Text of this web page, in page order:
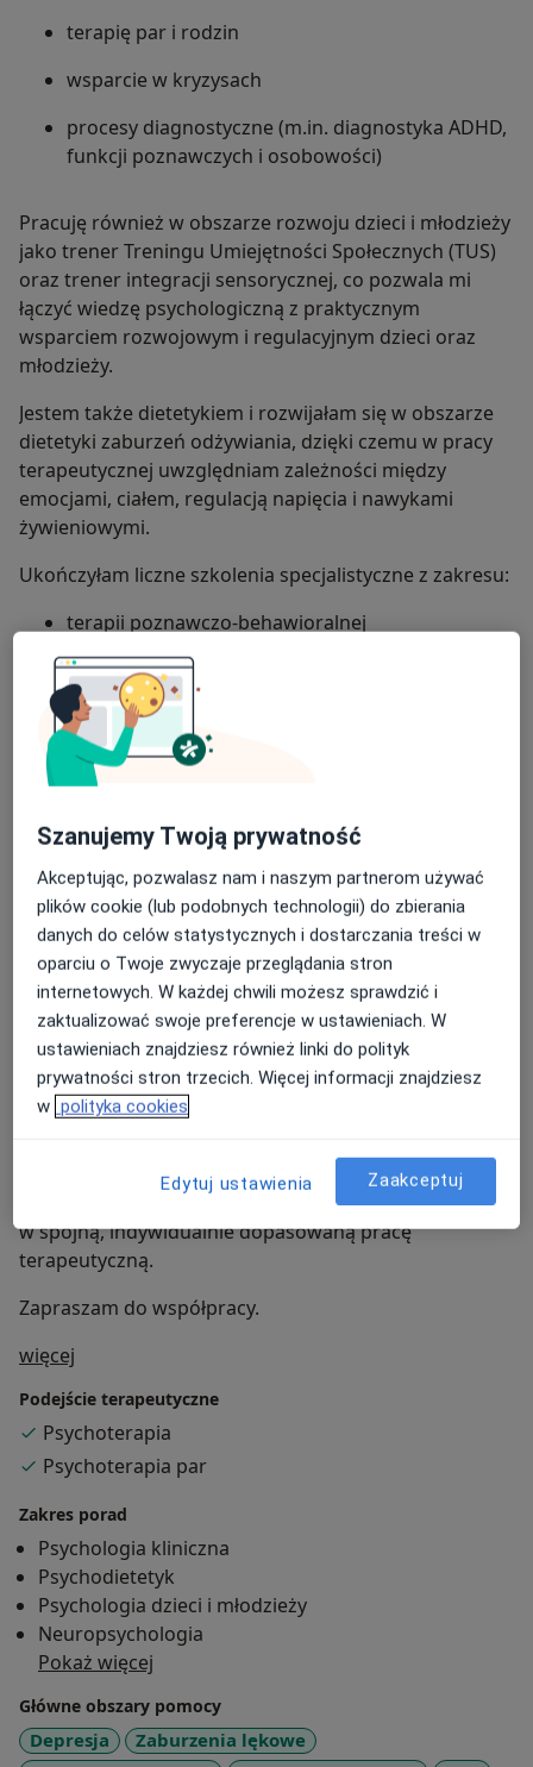
terapię par i rodzin
wsparcie w kryzysach
procesy diagnostyczne (m.in. diagnostyka ADHD,
funkcji poznawczych i osobowości)
Pracuję również w obszarze rozwoju dzieci i młodzieży
jako trener Treningu Umiejętności Społecznych (TUS)
oraz trener integracji sensorycznej, co pozwala mi
łączyć wiedzę psychologiczną z praktycznym
wsparciem rozwojowym i regulacyjnym dzieci oraz
młodzieży.
Jestem także dietetykiem i rozwijałam się w obszarze
dietetyki zaburzeń odżywiania, dzięki czemu w pracy
terapeutycznej uwzględniam zależności między
emocjami, ciałem, regulacją napięcia i nawykami
żywieniowymi.
Ukończyłam liczne szkolenia specjalistyczne z zakresu:
terapii poznawczo-behawioralnej
terapii schematów
psychotraumatologii
podstaw seksuologii i seksuologii klinicznej
pracy z uzależnieniami
podstaw neuropsychologii i diagnozy
neuropsychologicznej
pracy z rodziną i dzieckiem
Jestem przygotowana do pracy z pacjentami
posługującymi się językiem migowym, co pozwala mi
zapewniać dostępność wsparcia psychologicznego
osobom Głuchym i niedosłyszącym.
Na bazie doświadczenia klinicznego tworzę również
materiały psychoedukacyjne, eBooki oraz publikacje
dorosłych i rodziców. Działam szeroko i
interdyscyplinarnie, łącząc wiedzę z różnych obszarów
w spójną, indywidualnie dopasowaną pracę
terapeutyczną.
Zapraszam do współpracy.
więcej
Podejście terapeutyczne
Psychoterapia
Psychoterapia par
Zakres porad
Psychologia kliniczna
Psychodietetyk
Psychologia dzieci i młodzieży
Neuropsychologia
Pokaż więcej
Główne obszary pomocy
Depresja
Zaburzenia lękowe
Szanujemy Twoją prywatność
Akceptując, pozwalasz nam i naszym partnerom używać
plików cookie (lub podobnych technologii) do zbierania
danych do celów statystycznych i dostarczania treści w
oparciu o Twoje zwyczaje przeglądania stron
internetowych. W każdej chwili możesz sprawdzić i
zaktualizować swoje preferencje w ustawieniach. W
ustawieniach znajdziesz również linki do polityk
prywatności stron trzecich. Więcej informacji znajdziesz
w polityka cookies
Edytuj ustawienia Zaakceptuj